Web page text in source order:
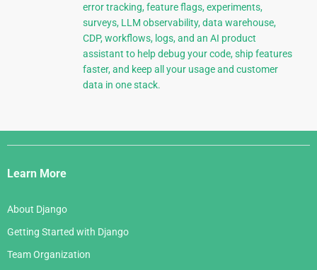
error tracking, feature flags, experiments,
surveys, LLM observability, data warehouse,
CDP, workflows, logs, and an AI product
assistant to help debug your code, ship features
faster, and keep all your usage and customer
data in one stack.
Django
Links
Learn More
About Django
Getting Started with Django
Team Organization